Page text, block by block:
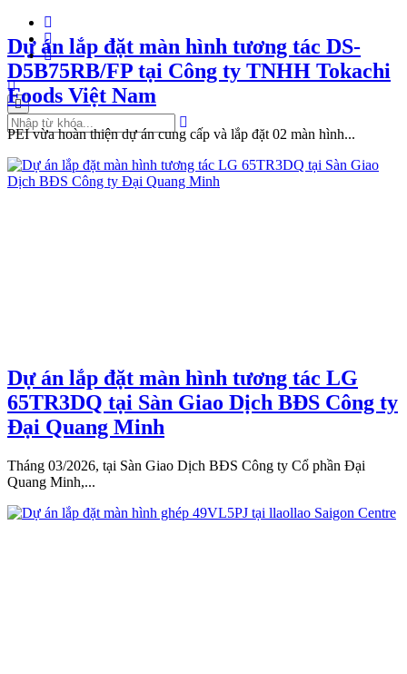
Dự án lắp đặt màn hình tương tác DS-
D5B75RB/FP tại Công ty TNHH Tokachi
Foods Việt Nam
PEI vừa hoàn thiện dự án cung cấp và lắp đặt 02 màn hình...
Dự án lắp đặt màn hình tương tác LG
65TR3DQ tại Sàn Giao Dịch BĐS Công ty
Đại Quang Minh
Tháng 03/2026, tại Sàn Giao Dịch BĐS Công ty Cổ phần Đại
Quang Minh,...